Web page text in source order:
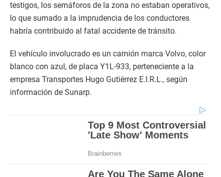
testigos, los semáforos de la zona no estaban operativos,
lo que sumado a la imprudencia de los conductores
habría contribuido al fatal accidente de tránsito.
El vehículo involucrado es un camión marca Volvo, color
blanco con azul, de placa Y1L-933, perteneciente a la
empresa Transportes Hugo Gutiérrez E.I.R.L., según
información de Sunarp.